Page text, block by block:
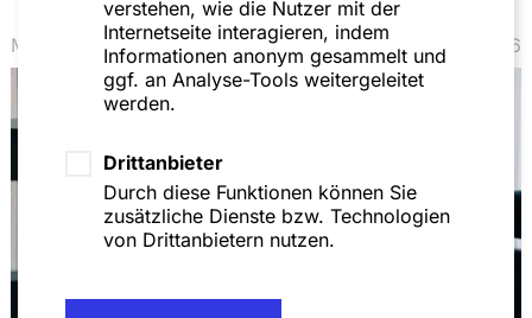
verstehen, wie die Nutzer mit der
Internetseite interagieren, indem
Informationen anonym gesammelt und
ggf. an Analyse-Tools weitergeleitet
werden.
Drittanbieter
Durch diese Funktionen können Sie
zusätzliche Dienste bzw. Technologien
von Drittanbietern nutzen.
Mandanteninformation März 2026